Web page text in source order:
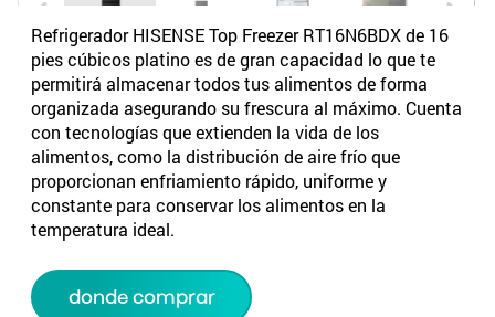
Refrigerador HISENSE Top Freezer RT16N6BDX de 16
pies cúbicos platino es de gran capacidad lo que te
permitirá almacenar todos tus alimentos de forma
organizada asegurando su frescura al máximo. Cuenta
con tecnologías que extienden la vida de los
alimentos, como la distribución de aire frío que
proporcionan enfriamiento rápido, uniforme y
constante para conservar los alimentos en la
temperatura ideal.
donde comprar